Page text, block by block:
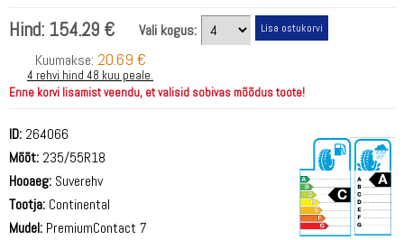
Hind: 154.29 €
Vali kogus:
Kuumakse: 20.69 €
4 rehvi hind 48 kuu peale.
Enne korvi lisamist veendu, et valisid sobivas mõõdus toote!
ID: 264066
Mõõt: 235/55R18
Hooaeg: Suverehv
Tootja: Continental
Mudel: PremiumContact 7